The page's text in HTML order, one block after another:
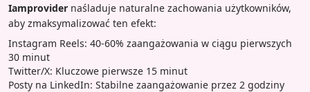
Iamprovider naśladuje naturalne zachowania użytkowników,
aby zmaksymalizować ten efekt:
Instagram Reels: 40-60% zaangażowania w ciągu pierwszych
30 minut
Twitter/X: Kluczowe pierwsze 15 minut
Posty na LinkedIn: Stabilne zaangażowanie przez 2 godziny